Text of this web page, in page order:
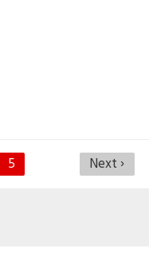
5 Next ›